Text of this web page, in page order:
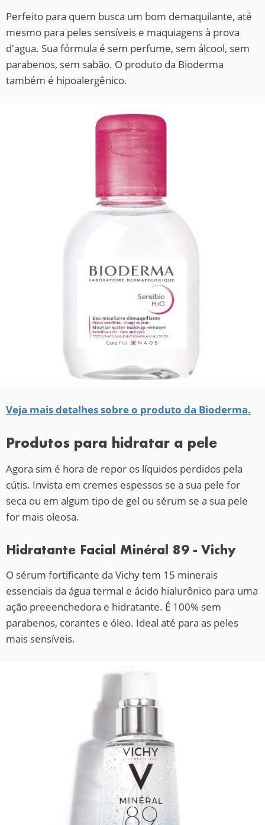
Perfeito para quem busca um bom demaquilante, até
mesmo para peles sensíveis e maquiagens à prova
d'agua. Sua fórmula é sem perfume, sem álcool, sem
parabenos, sem sabão. O produto da Bioderma
também é hipoalergênico.
Veja mais detalhes sobre o produto da Bioderma.
Produtos para hidratar a pele
Agora sim é hora de repor os líquidos perdidos pela
cútis. Invista em cremes espessos se a sua pele for
seca ou em algum tipo de gel ou sérum se a sua pele
for mais oleosa.
Hidratante Facial Minéral 89 - Vichy
O sérum fortificante da Vichy tem 15 minerais
essenciais da água termal e ácido hialurônico para uma
ação preeenchedora e hidratante. É 100% sem
parabenos, corantes e óleo. Ideal até para as peles
mais sensíveis.